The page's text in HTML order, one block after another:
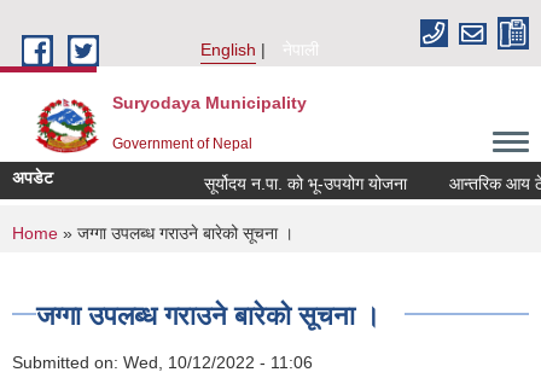
English
नेपाली
Suryodaya Municipality
Government of Nepal
अपडेट सूर्योदय न.पा. को भू-उपयोग योजना आन्तरिक आय
You are here
Home » जग्गा उपलब्ध गराउने बारेको सूचना ।
जग्गा उपलब्ध गराउने बारेको सूचना ।
Submitted on: Wed, 10/12/2022 - 11:06